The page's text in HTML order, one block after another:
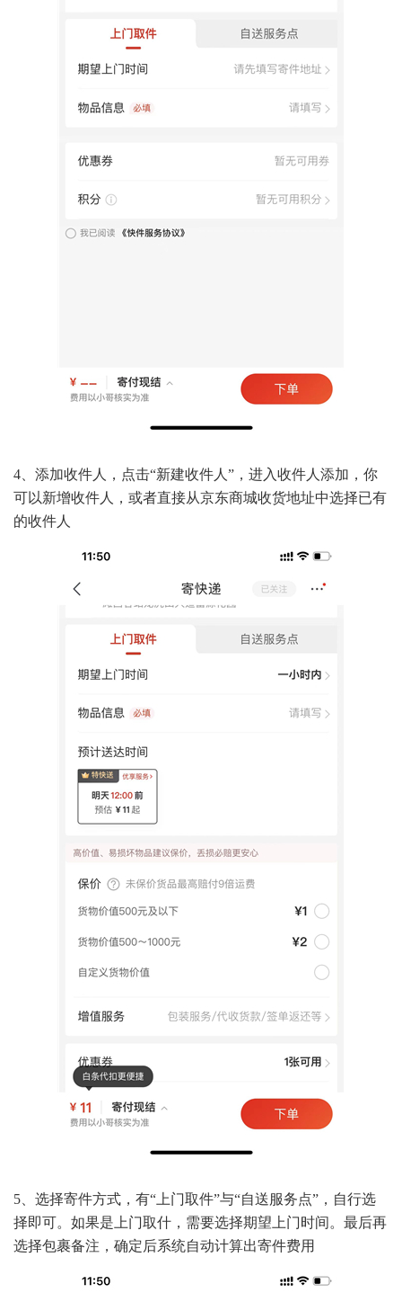
4、添加收件人，点击“新建收件人”，进入收件人添加，你
可以新增收件人，或者直接从京东商城收货地址中选择已有
的收件人
5、选择寄件方式，有“上门取件”与“自送服务点”，自行选
择即可。如果是上门取什，需要选择期望上门时间。最后再
选择包裹备注，确定后系统自动计算出寄件费用